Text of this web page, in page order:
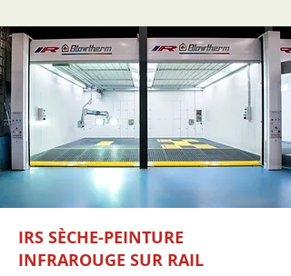
IRS SÈCHE-PEINTURE
INFRAROUGE SUR RAIL